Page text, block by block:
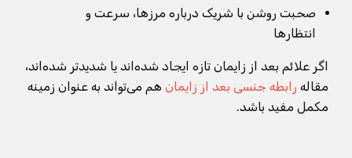
صحبت روشن با شریک درباره مرزها، سرعت و
انتظارها
اگر علائم بعد از زایمان تازه ایجاد شده‌اند یا شدیدتر شده‌اند،
مقاله رابطه جنسی بعد از زایمان هم می‌تواند به عنوان زمینه
مکمل مفید باشد.